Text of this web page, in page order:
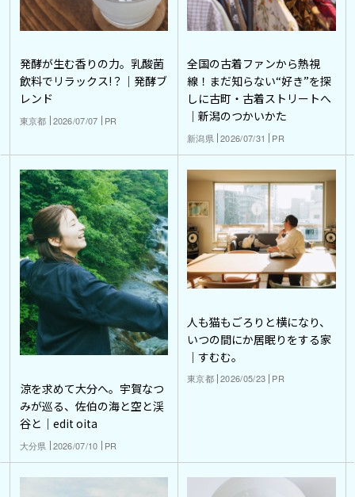
発酵が生む香りの力。乳酸菌
飲料でリラックス!？｜発酵ブ
レンド
東京都 2026/07/07 PR
全国の古着ファンから熱視
線！まだ知らない“好き”を探
しに古町・古着ストリートへ
｜新潟のつかいかた
新潟県 2026/07/31 PR
涼を求めて大分へ。宇賀なつ
みが巡る、佐伯の海と空と渓
谷と｜edit oita
大分県 2026/07/10 PR
人も猫もごろりと横になり、
いつの間にか居眠りをする家
｜すむむ。
東京都 2026/05/23 PR